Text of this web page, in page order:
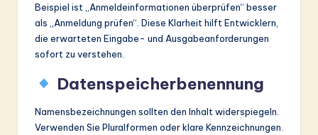
Beispiel ist „Anmeldeinformationen überprüfen“ besser
als „Anmeldung prüfen“. Diese Klarheit hilft Entwicklern,
die erwarteten Eingabe- und Ausgabeanforderungen
sofort zu verstehen.
Datenspeicherbenennung
Namensbezeichnungen sollten den Inhalt widerspiegeln.
Verwenden Sie Pluralformen oder klare Kennzeichnungen.